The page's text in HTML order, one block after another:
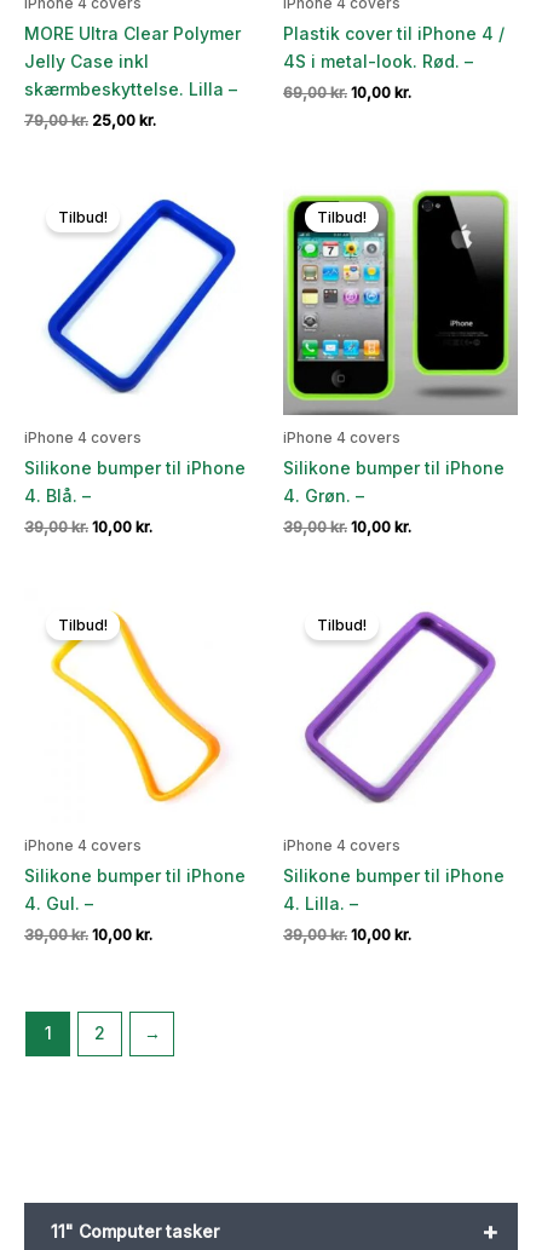
+
11" Computer tasker
MORE Ultra Clear Polymer
Jelly Case inkl
skærmbeskyttelse. Lilla –
79,00kr. Den
25,00 kr.
25,00 kr..
Plastik cover til iPhone 4 /
4S i metal-look. Rød. –
69,00kr. Den
10,00 kr.
Tilbud!
iPhone 4 covers
Silikone bumper til iPhone
4. Blå. –
39,00kr. Den
10,00 kr.Den
Tilbud!
iPhone 4 covers
Silikone bumper til iPhone
4. Grøn. –
39,00kr. Den
10,00 kr.Den
Tilbud!
iPhone 4 covers
Silikone bumper til iPhone
4. Gul. –
39,00kr. Den
39,00 kr..
10,00 kr.
10,00 kr..
Tilbud!
iPhone 4 covers
Silikone bumper til iPhone
4. Lilla. –
39,00kr. Den
10,00 kr.
1 2 →